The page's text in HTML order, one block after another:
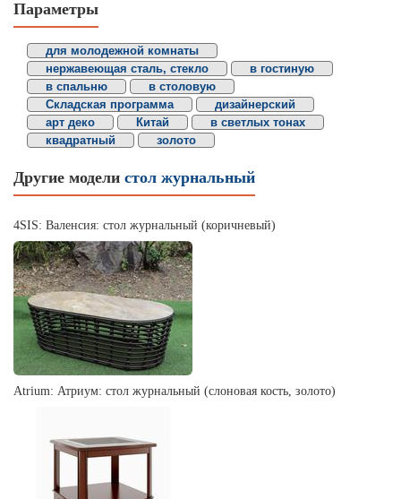
Параметры
для молодежной комнаты
нержавеющая сталь, стекло
в гостиную
в спальню
в столовую
Складская программа
дизайнерский
арт деко
Китай
в светлых тонах
квадратный
золото
Другие модели стол журнальный
4SIS: Валенсия: стол журнальный (коричневый)
Atrium: Атриум: стол журнальный (слоновая кость, золото)